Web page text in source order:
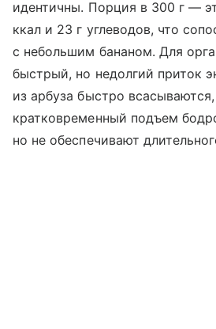
идентичны. Порция в 300 г —
ккал и 23 г углеводов, что
с небольшим бананом. Для
быстрый, но недолгий приток
из арбуза быстро
кратковременный подъем
но не обеспечивают